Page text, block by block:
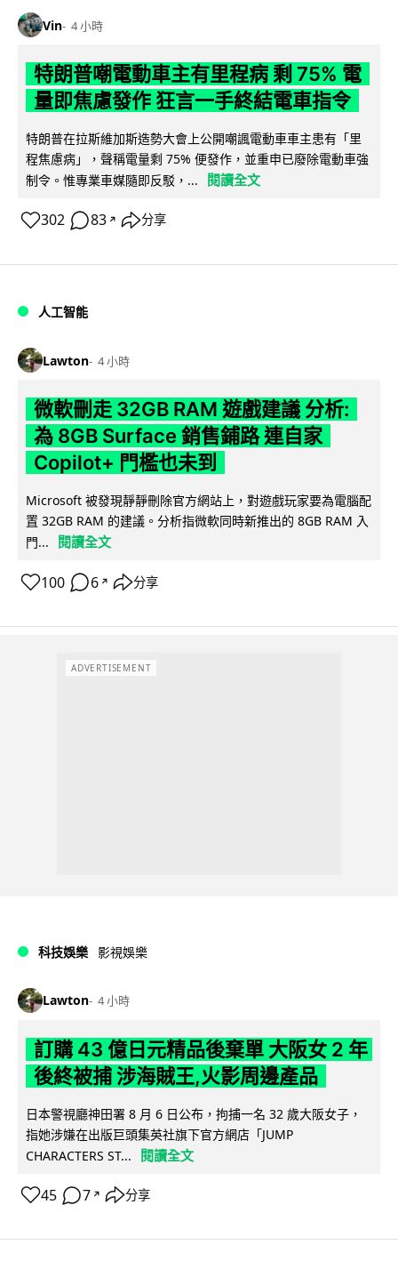
Vin 4 小時
特朗普嘲電動車主有里程病 剩 75% 電
量即焦慮發作 狂言一手終結電車指令
特朗普在拉斯維加斯造勢大會上公開嘲諷電動車車主患有「里
程焦慮病」，聲稱電量剩 75% 便發作，並重申已廢除電動車強
制令。惟專業車媒隨即反駁，...
閱讀全文
302 83 ↗ 分享
人工智能
Lawton 4 小時
微軟刪走 32GB RAM 遊戲建議 分析:
為 8GB Surface 銷售鋪路 連自家
Copilot+ 門檻也未到
Microsoft 被發現靜靜刪除官方網站上，對遊戲玩家要為電腦配
置 32GB RAM 的建議。分析指微軟同時新推出的 8GB RAM 入
門...
閱讀全文
100 6 ↗ 分享
ADVERTISEMENT
科技娛樂 影視娛樂
Lawton 4 小時
訂購 43 億日元精品後棄單 大阪女 2 年
後終被捕 涉海賊王,火影周邊產品
日本警視廳神田署 8 月 6 日公布，拘捕一名 32 歲大阪女子，
指她涉嫌在出版巨頭集英社旗下官方網店「JUMP
CHARACTERS ST...
閱讀全文
45 7 ↗ 分享